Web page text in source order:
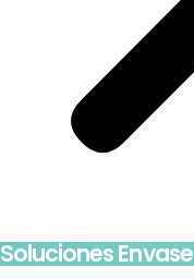
Soluciones Envase